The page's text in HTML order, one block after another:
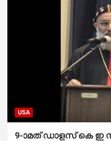
USA
9-ാമത് ഡാളസ് കെ ഇ സി എഫ് സംയുക്ത